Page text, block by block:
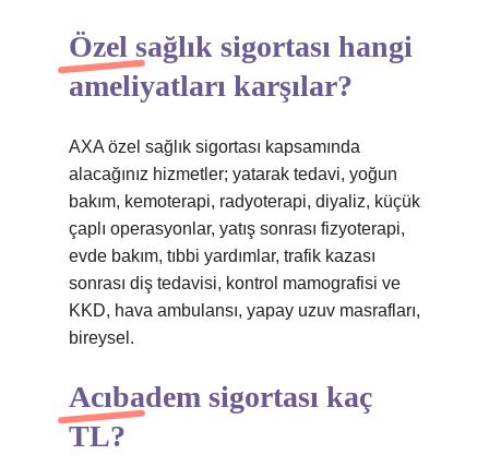
Özel sağlık sigortası hangi
ameliyatları karşılar?
AXA özel sağlık sigortası kapsamında
alacağınız hizmetler; yatarak tedavi, yoğun
bakım, kemoterapi, radyoterapi, diyaliz, küçük
çaplı operasyonlar, yatış sonrası fizyoterapi,
evde bakım, tıbbi yardımlar, trafik kazası
sonrası diş tedavisi, kontrol mamografisi ve
KKD, hava ambulansı, yapay uzuv masrafları,
bireysel.
Acıbadem sigortası kaç
TL?